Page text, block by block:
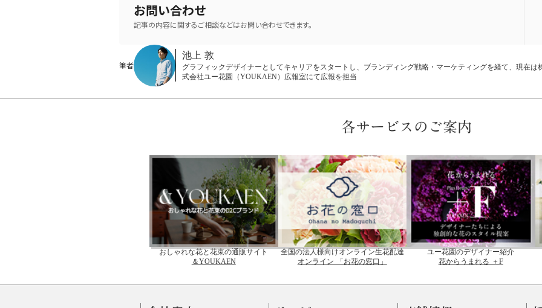
お問い合わせ
記事の内容に関するご相談などはお問い合わせできます。
筆者
池上 敦
グラフィックデザイナーとしてキャリアをスタートし、ブランディング戦略・マーケティングを経て、現在は
式会社ユー花園（YOUKAEN）広報室にて広報を担当
各サービスのご案内
おしゃれな花と花束の通販サイト
＆YOUKAEN
全国の法人様向けオンライン生花配達
オンライン 「お花の窓口」
ユー花園のデザイナー紹介
花からうまれる ＋F